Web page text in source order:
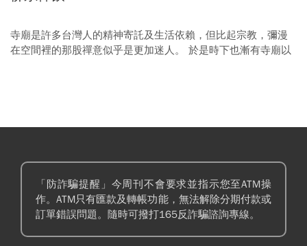
寺廟是許多台灣人的精神寄託及生活依賴，但比起宗教，彌漫
在空間裡的那股禪意似乎是更加迷人。 於是時下也漸有寺廟以
「防詐騙提醒」今周刊不會要求並指示您至ATM操
作。ATM只有匯款及轉帳功能，無法解除分期付款或
訂單錯誤問題。隨時可撥打165反詐騙諮詢專線。